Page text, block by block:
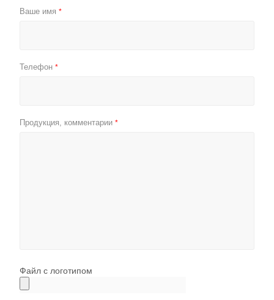
Ваше имя *
Телефон *
Продукция, комментарии *
Файл с логотипом